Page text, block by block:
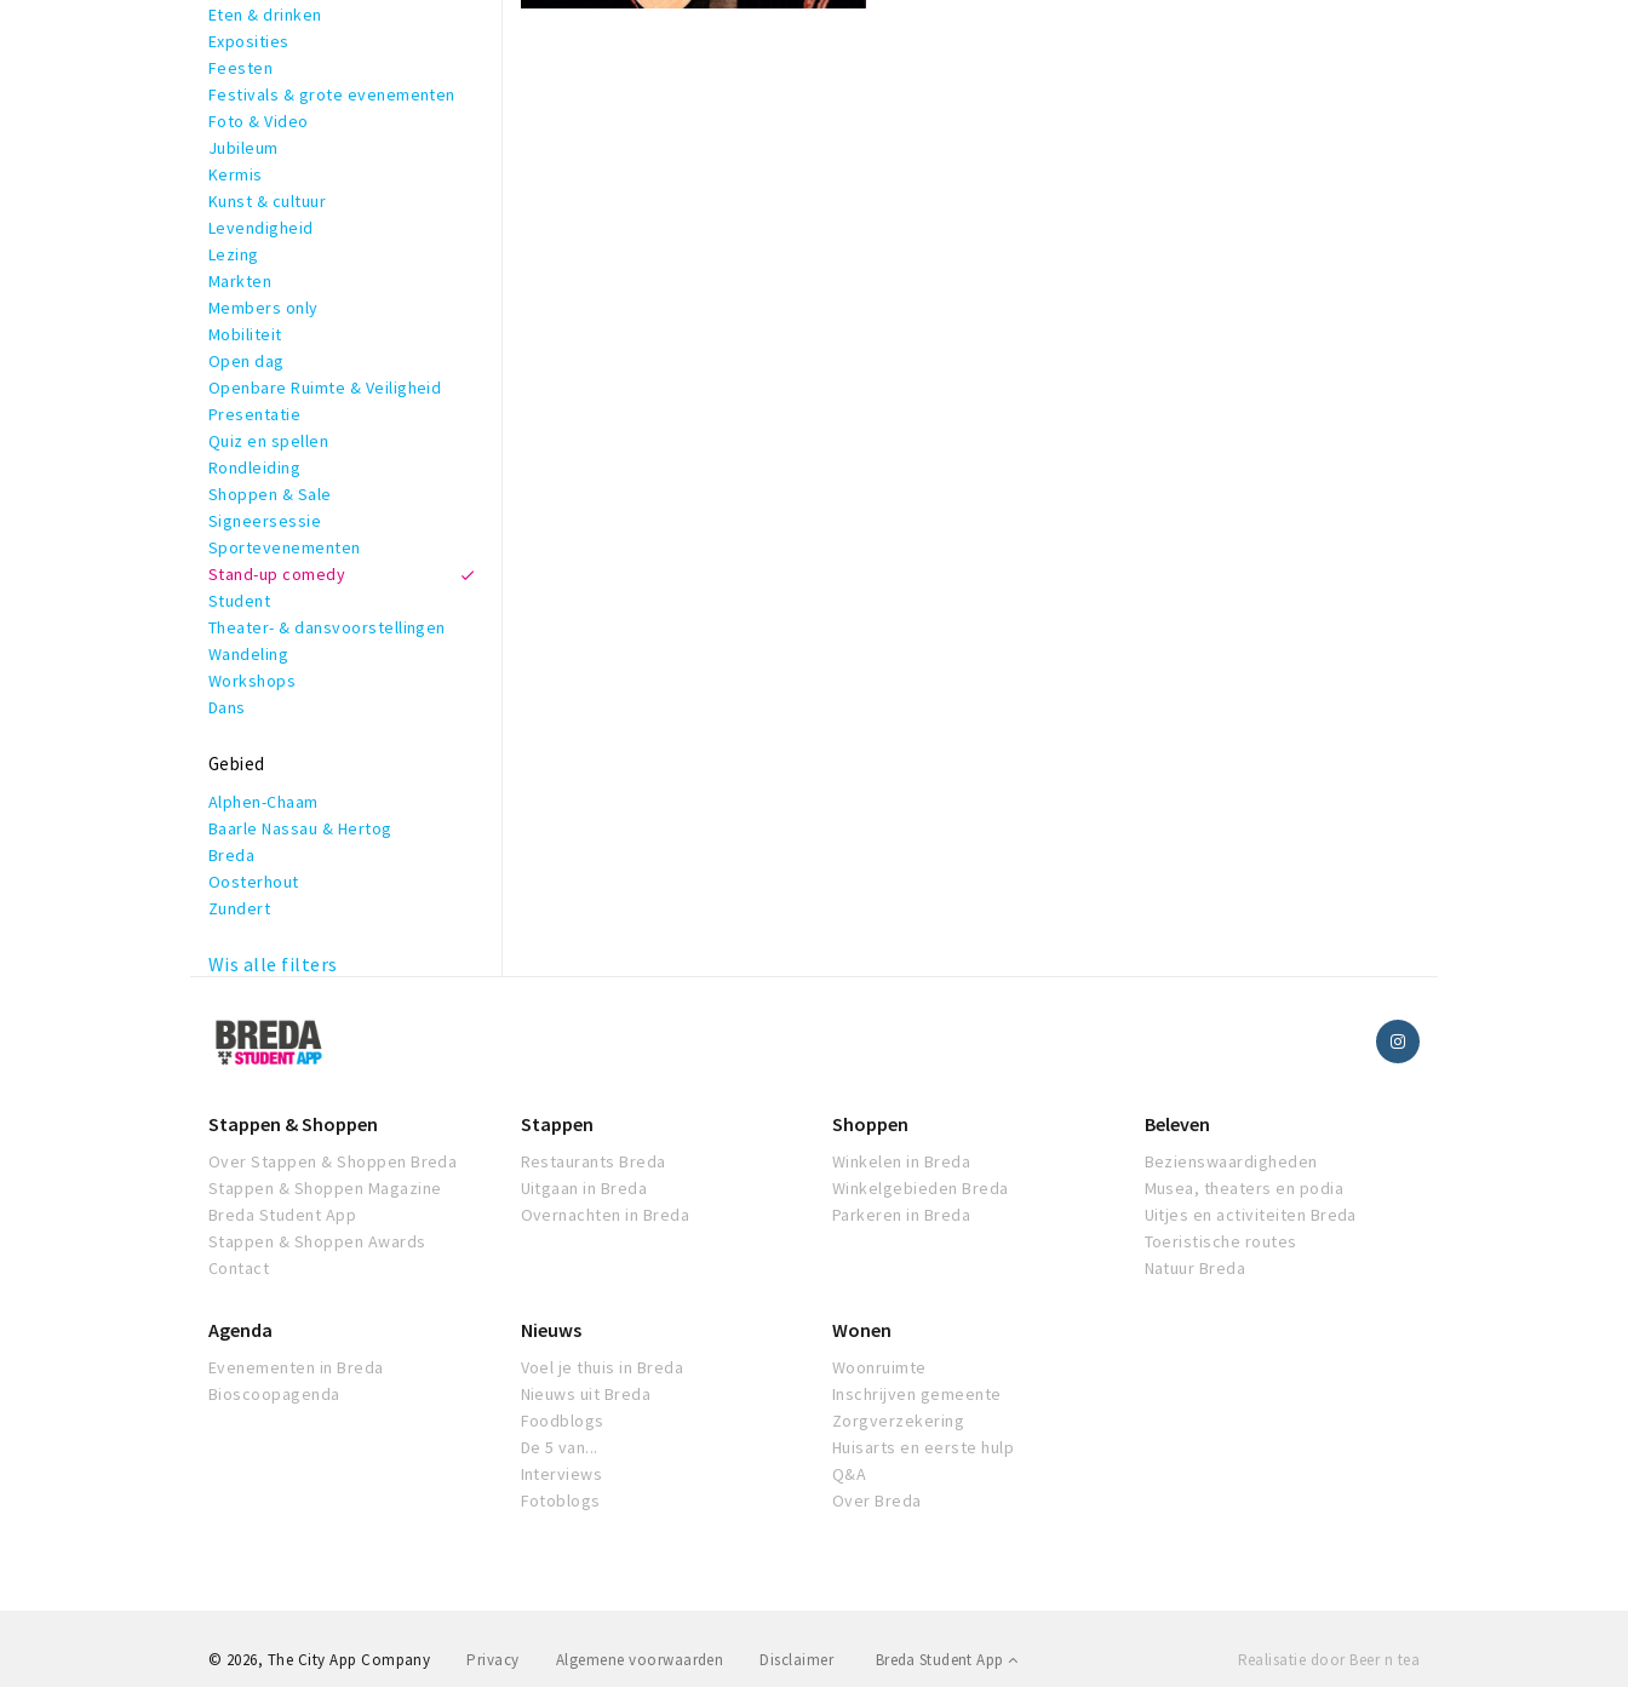
Eten & drinken
Exposities
Feesten
Festivals & grote evenementen
Foto & Video
Jubileum
Kermis
Kunst & cultuur
Levendigheid
Lezing
Markten
Members only
Mobiliteit
Open dag
Openbare Ruimte & Veiligheid
Presentatie
Quiz en spellen
Rondleiding
Shoppen & Sale
Signeersessie
Sportevenementen
Stand-up comedy
Student
Theater- & dansvoorstellingen
Wandeling
Workshops
Dans
Gebied
Alphen-Chaam
Baarle Nassau & Hertog
Breda
Oosterhout
Zundert
Wis alle filters
Breda
Student
App
Stappen & Shoppen
Over Stappen & Shoppen Breda
Stappen & Shoppen Magazine
Breda Student App
Stappen & Shoppen Awards
Contact
Stappen
Restaurants Breda
Uitgaan in Breda
Overnachten in Breda
Shoppen
Winkelen in Breda
Winkelgebieden Breda
Parkeren in Breda
Beleven
Bezienswaardigheden
Musea, theaters en podia
Uitjes en activiteiten Breda
Toeristische routes
Natuur Breda
Agenda
Evenementen in Breda
Bioscoopagenda
Nieuws
Voel je thuis in Breda
Nieuws uit Breda
Foodblogs
De 5 van...
Interviews
Fotoblogs
Wonen
Woonruimte
Inschrijven gemeente
Zorgverzekering
Huisarts en eerste hulp
Q&A
Over Breda
Privacy Algemene voorwaarden Disclaimer Breda Student App
© 2026, The City App Company Realisatie door Beer n tea